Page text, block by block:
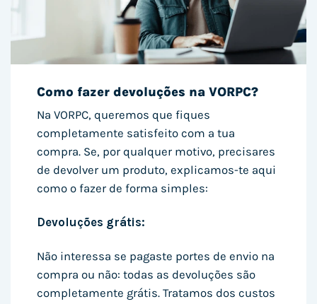
Como fazer devoluções na VORPC?
Na VORPC, queremos que fiques
completamente satisfeito com a tua
compra. Se, por qualquer motivo, precisares
de devolver um produto, explicamos-te aqui
como o fazer de forma simples:
Devoluções grátis:
Não interessa se pagaste portes de envio na
compra ou não: todas as devoluções são
completamente grátis. Tratamos dos custos